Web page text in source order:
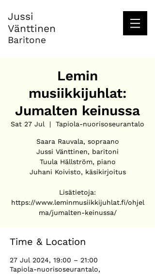
Jussi
Vänttinen
Baritone
Lemin
musiikkijuhlat:
Jumalten keinussa
Sat 27 Jul
  |
Tapiola-nuorisoseurantalo
Saara Rauvala, sopraano
Jussi Vänttinen, baritoni
Tuula Hällström, piano
Juhani Koivisto, käsikirjoitus
Lisätietoja:
https://www.leminmusiikkijuhlat.fi/ohjel
ma/jumalten-keinussa/
Time & Location
27 Jul 2024, 19:00 – 21:00
Tapiola-nuorisoseurantalo,